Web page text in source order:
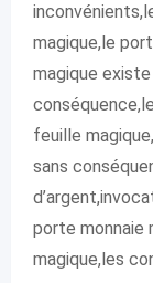
magique,le
magique
feuille
sans
porte monnaie
magique,les